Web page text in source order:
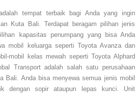
tempat terbaik bagi Anda yang ingin
Kuta Bali. Terdapat beragam pilihan jenis
kapasitas penumpang yang bisa Anda
mobil keluarga seperti Toyota Avanza dan
mobil kelas mewah seperti Toyota Alphard
Transport adalah salah satu perusahaan
Bali. Anda bisa menyewa semua jenis mobil
dengan sopir ataupun lepas kunci. Unit